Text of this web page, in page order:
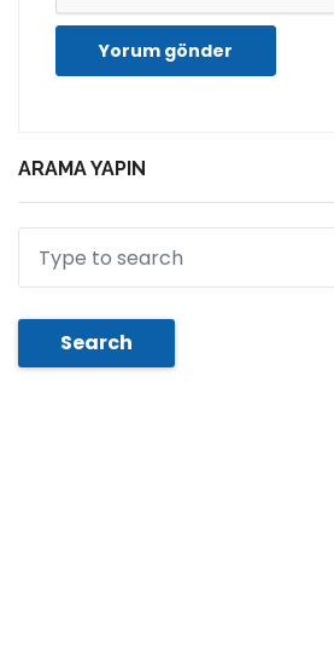
ARAMA YAPIN
Search